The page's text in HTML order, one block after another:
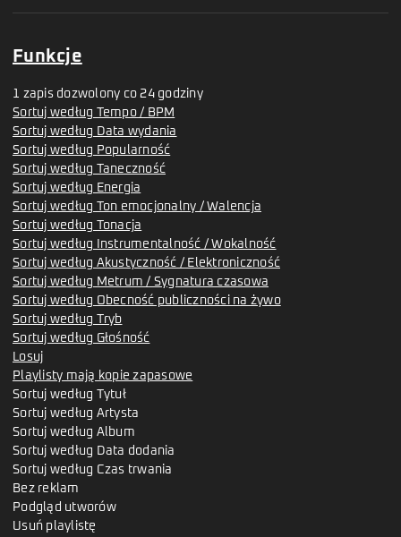
Funkcje
1 zapis dozwolony co 24 godziny
Sortuj według Tempo / BPM
Sortuj według Data wydania
Sortuj według Popularność
Sortuj według Taneczność
Sortuj według Energia
Sortuj według Ton emocjonalny / Walencja
Sortuj według Tonacja
Sortuj według Instrumentalność / Wokalność
Sortuj według Akustyczność / Elektroniczność
Sortuj według Metrum / Sygnatura czasowa
Sortuj według Obecność publiczności na żywo
Sortuj według Tryb
Sortuj według Głośność
Losuj
Playlisty mają kopie zapasowe
Sortuj według Tytuł
Sortuj według Artysta
Sortuj według Album
Sortuj według Data dodania
Sortuj według Czas trwania
Bez reklam
Podgląd utworów
Usuń playlistę